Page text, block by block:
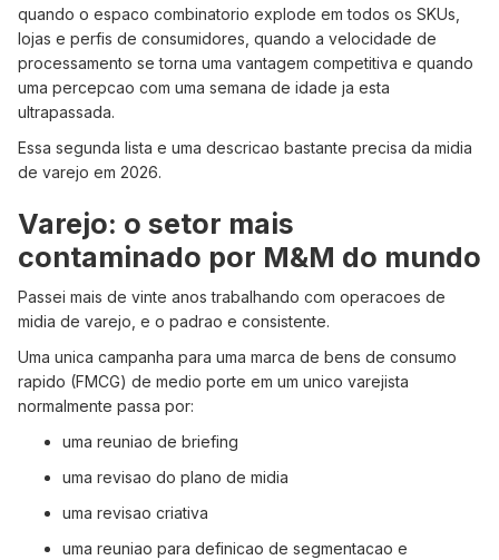
quando o espaco combinatorio explode em todos os SKUs,
lojas e perfis de consumidores, quando a velocidade de
processamento se torna uma vantagem competitiva e quando
uma percepcao com uma semana de idade ja esta
ultrapassada.
Essa segunda lista e uma descricao bastante precisa da midia
de varejo em 2026.
Varejo: o setor mais
contaminado por M&M do mundo
Passei mais de vinte anos trabalhando com operacoes de
midia de varejo, e o padrao e consistente.
Uma unica campanha para uma marca de bens de consumo
rapido (FMCG) de medio porte em um unico varejista
normalmente passa por:
uma reuniao de briefing
uma revisao do plano de midia
uma revisao criativa
uma reuniao para definicao de segmentacao e